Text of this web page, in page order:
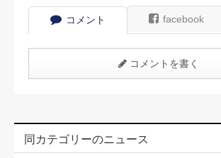
コメント facebook
コメントを書く
同カテゴリーのニュース